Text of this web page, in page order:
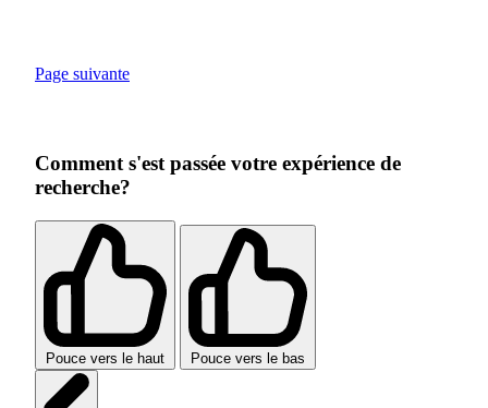
Page suivante
Comment s'est passée votre expérience de
recherche?
Pouce vers le haut Pouce vers le bas